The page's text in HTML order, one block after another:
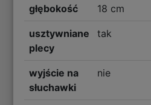
głębokość 18 cm
usztywniane
plecy
tak
wyjście na
słuchawki
nie